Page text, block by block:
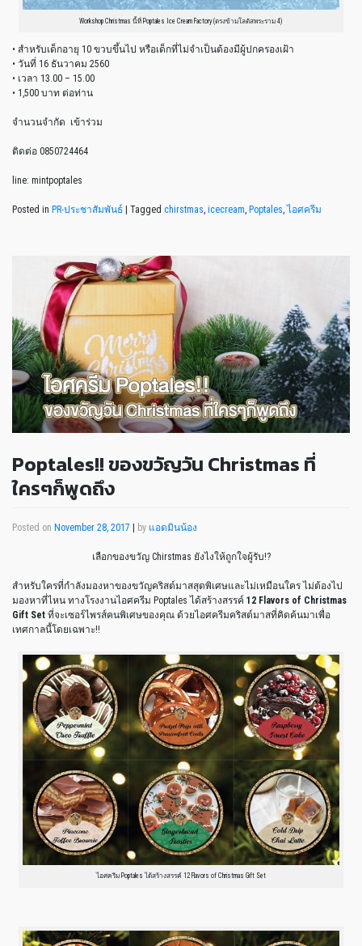
Workshop Christmas นี้ที่ Poptales Ice Cream Factory (ตรงข้ามโลตัสพระราม 4)
• สำหรับเด็กอายุ 10 ขวบขึ้นไป หรือเด็กที่ไม่จำเป็นต้องมีผู้ปกครองเฝ้า
• วันที่ 16 ธันวาคม 2560
• เวลา 13.00 – 15.00
• 1,500 บาท ต่อท่าน
จำนวนจำกัด เข้าร่วม
ติดต่อ 0850724464
line: mintpoptales
Posted in PR-ประชาสัมพันธ์ Tagged chirstmas, icecream, Poptales, ไอศครีม
Poptales!! ของขวัญวัน Christmas ที่
ใครๆก็พูดถึง
Posted on November 28, 2017 | by แอดมินน้อง
เลือกของขวัญ Chirstmas ยังไงให้ถูกใจผู้รับ!?
สำหรับใครที่กำลังมองหาของขวัญคริสต์มาสสุดพิเศษและไม่เหมือนใคร ไม่ต้องไป
มองหาที่ไหน ทางโรงงานไอศครีม Poptales ได้สร้างสรรค์ 12 Flavors of Christmas
Gift Set ที่จะเซอร์ไพรส์คนพิเศษของคุณ ด้วยไอศครีมคริสต์มาสที่คิดค้นมาเพื่อ
เทศกาลนี้โดยเฉพาะ!!
ไอศครีม Poptales ได้สร้างสรรค์ 12 Flavors of Christmas Gift Set